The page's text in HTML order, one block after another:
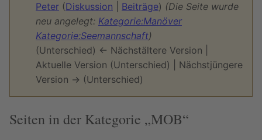
Peter (Diskussion Beiträge) (Die Seite wurde
neu angelegt: Kategorie:Manöver
Kategorie:Seemannschaft)
(Unterschied) ← Nächstältere Version |
Aktuelle Version (Unterschied) | Nächstjüngere
Version → (Unterschied)
Seiten in der Kategorie „MOB“